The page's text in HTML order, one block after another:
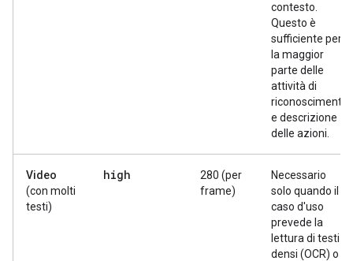
contesto.
Questo è
sufficiente per
la maggior
parte delle
attività di
riconoscimento
e descrizione
delle azioni.
Video
(con molti
testi)
high
280 (per
frame)
Necessario
solo quando il
caso d'uso
prevede la
lettura di testi
densi (OCR) o